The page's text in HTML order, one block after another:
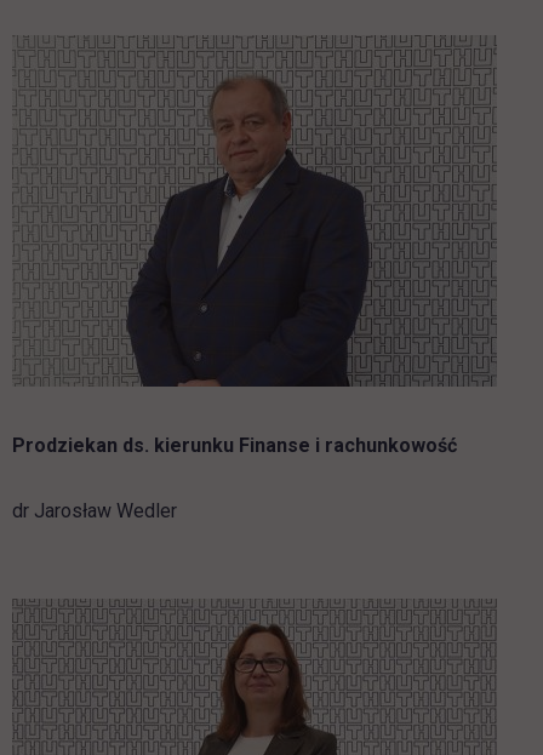
Prodziekan ds. kierunku Finanse i rachunkowość
dr Jarosław Wedler